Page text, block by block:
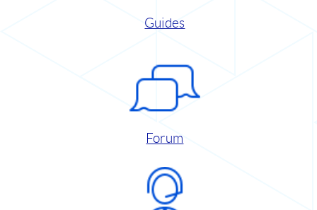
Guides
Forum